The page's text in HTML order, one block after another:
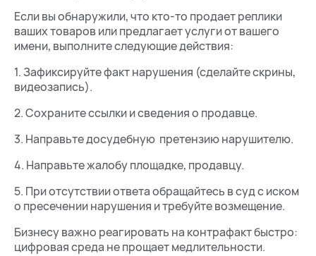
Если вы обнаружили, что кто-то продает реплики
ваших товаров или предлагает услуги от вашего
имени, выполните следующие действия:
1. Зафиксируйте факт нарушения (сделайте скрины,
видеозапись).
2. Сохраните ссылки и сведения о продавце.
3. Направьте досудебную претензию нарушителю.
4. Направьте жалобу площадке, продавцу.
5. При отсутствии ответа обращайтесь в суд с иском
о пресечении нарушения и требуйте возмещение.
Бизнесу важно реагировать на контрафакт быстро:
цифровая среда не прощает медлительности.